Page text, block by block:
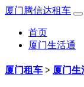
厦门腾信达租车
首页
厦门生活通
厦门租车 > 厦门生